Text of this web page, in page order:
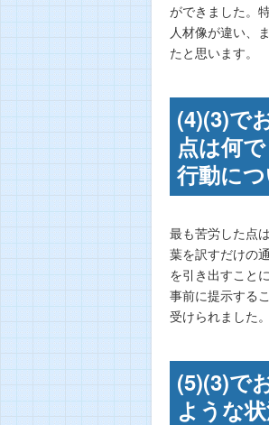
ができました。
人材像が違い、
たと思います。
(4)(3)で
点は何
行動に
最も苦労した点
葉を訳すだけの
を引き出すこと
事前に提示する
受けられました。
(5)(3)で
ような